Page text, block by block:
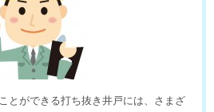
とができる打ち抜き井戸には、さまざ